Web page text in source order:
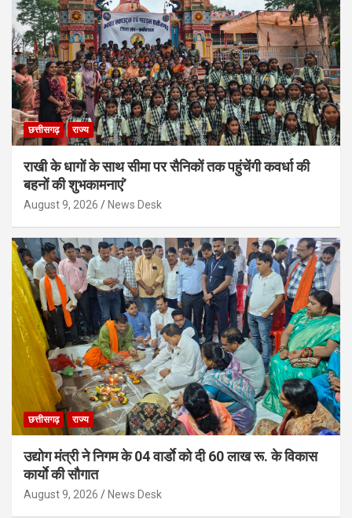
छत्तीसगढ़ राज्य
राखी के धागों के साथ सीमा पर सैनिकों तक पहुंचेंगी कवर्धा की
बहनों की शुभकामनाएं’
August 9, 2026 News Desk
छत्तीसगढ़ राज्य
उद्योग मंत्री ने निगम के 04 वार्डाे को दी 60 लाख रू. के विकास
कार्याे की सौगात
August 9, 2026 News Desk